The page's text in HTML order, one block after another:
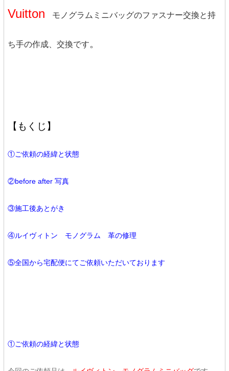
Vuitton モノグラムミニバッグのファスナー交換と持
ち手の作成、交換です。
【もくじ】
①ご依頼の経緯と状態
②before after 写真
③施工後あとがき
④ルイヴィトン モノグラム 革の修理
⑤全国から宅配便にてご依頼いただいております
①ご依頼の経緯と状態